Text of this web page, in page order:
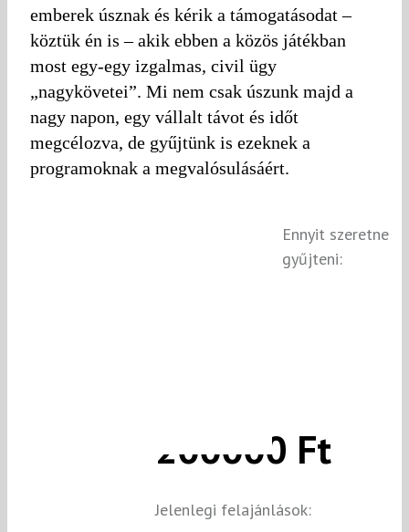
emberek úsznak és kérik a támogatásodat –
köztük én is – akik ebben a közös játékban
most egy-egy izgalmas, civil ügy
„nagykövetei”. Mi nem csak úszunk majd a
nagy napon, egy vállalt távot és időt
megcélozva, de gyűjtünk is ezeknek a
programoknak a megvalósulásáért.
Ennyit szeretne
gyűjteni:
200000 Ft
Jelenlegi felajánlások: